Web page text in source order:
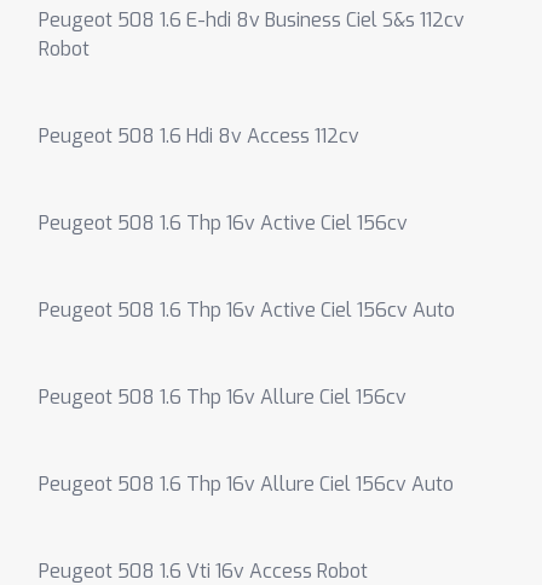
Peugeot 508 1.6 E-hdi 8v Business Ciel S&s 112cv
Robot
Peugeot 508 1.6 Hdi 8v Access 112cv
Peugeot 508 1.6 Thp 16v Active Ciel 156cv
Peugeot 508 1.6 Thp 16v Active Ciel 156cv Auto
Peugeot 508 1.6 Thp 16v Allure Ciel 156cv
Peugeot 508 1.6 Thp 16v Allure Ciel 156cv Auto
Peugeot 508 1.6 Vti 16v Access Robot